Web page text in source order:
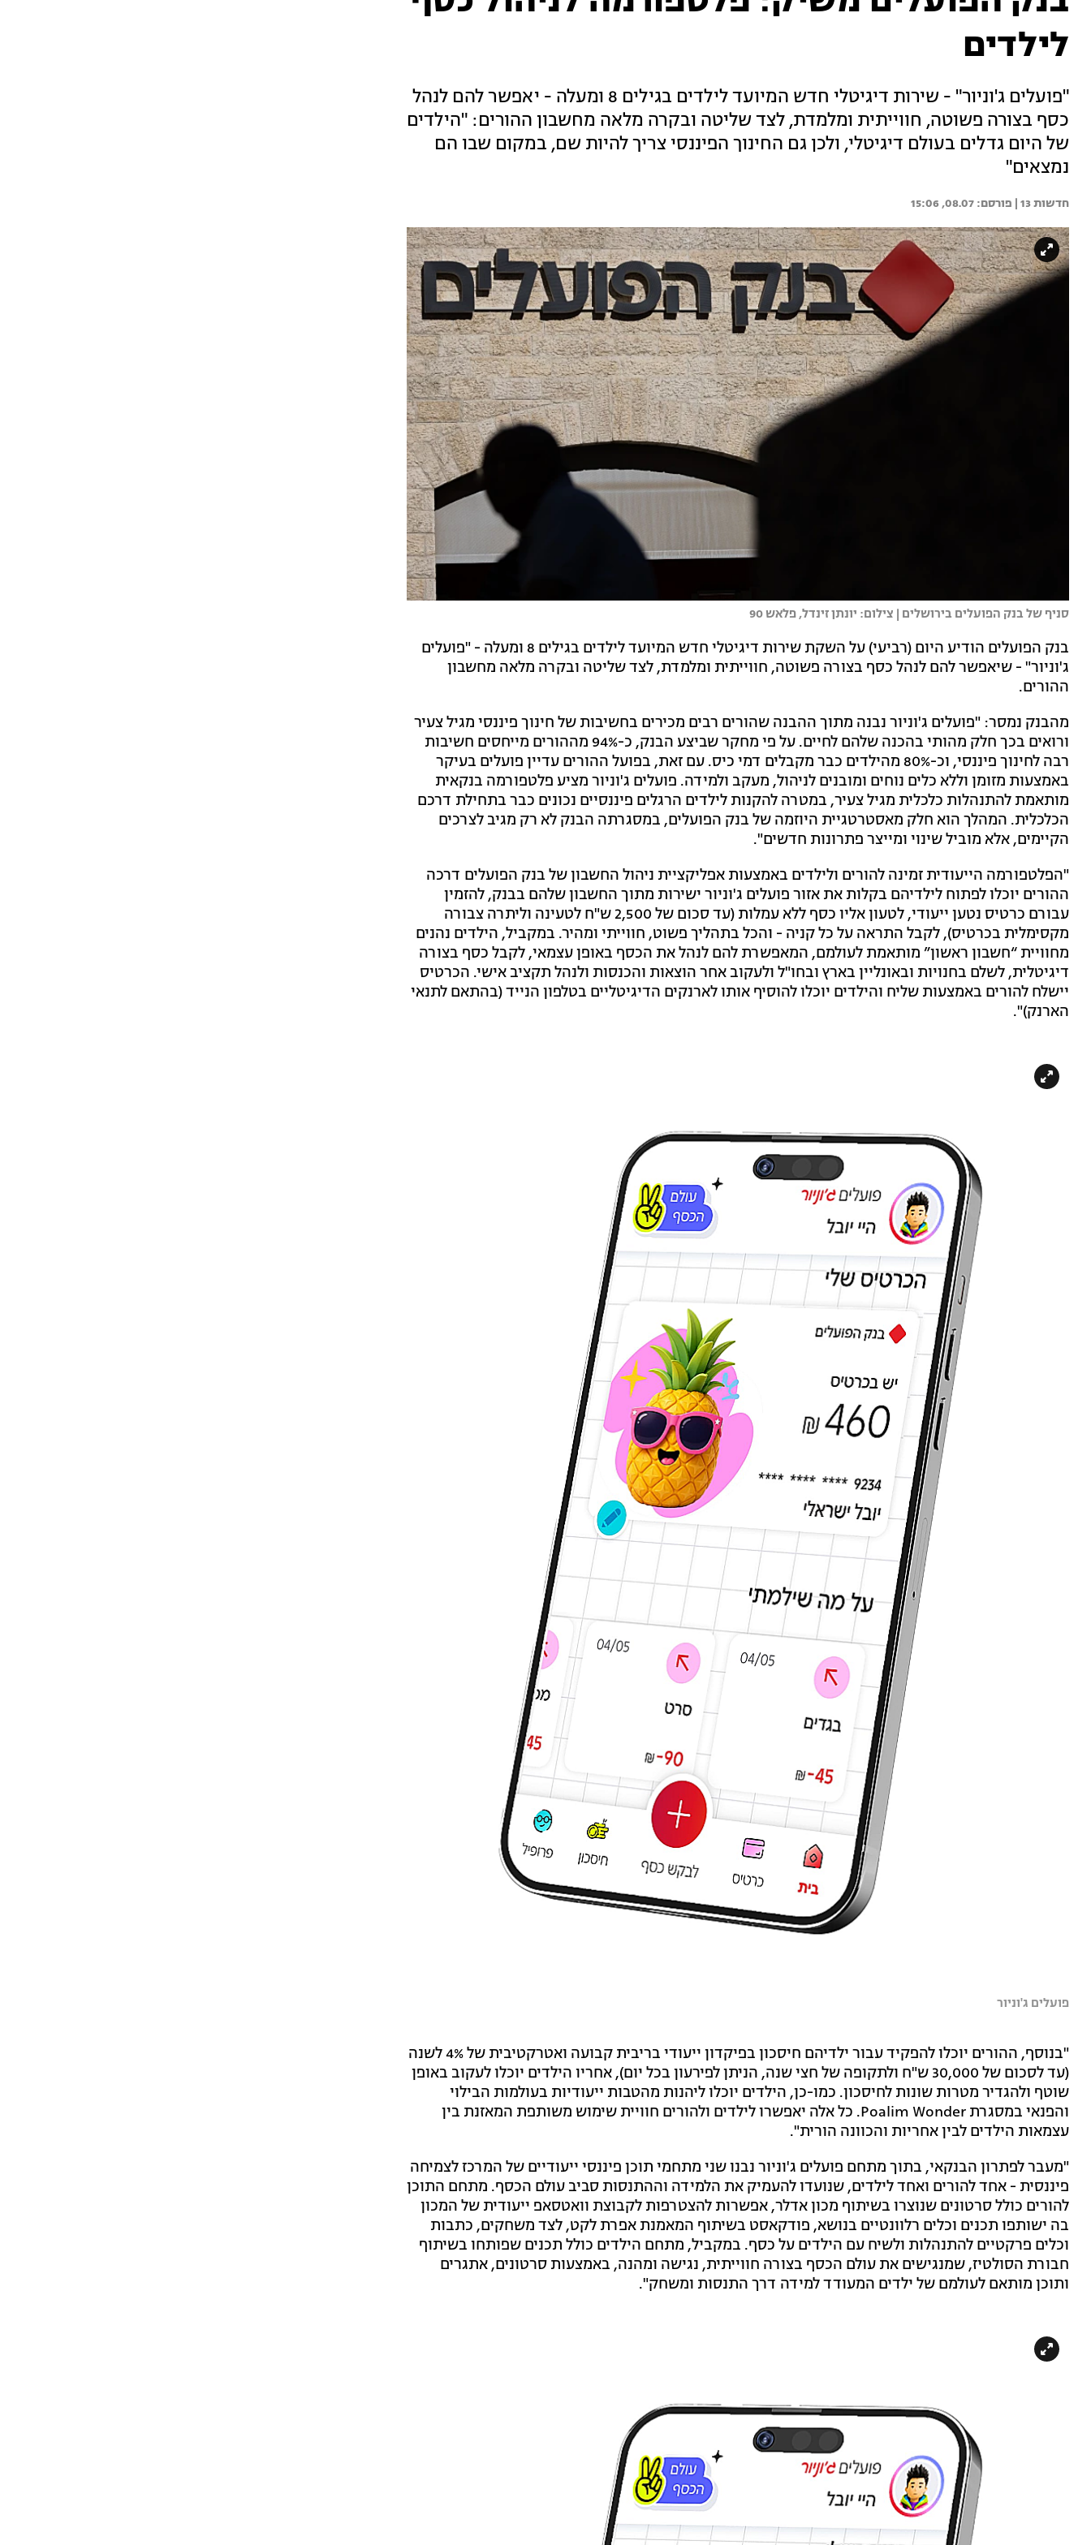
לילדים
"פועלים ג'וניור" - שירות דיגיטלי חדש המיועד לילדים בגילים 8 ומעלה - יאפשר להם לנהל
כסף בצורה פשוטה, חווייתית ומלמדת, לצד שליטה ובקרה מלאה מחשבון ההורים: "הילדים
של היום גדלים בעולם דיגיטלי, ולכן גם החינוך הפיננסי צריך להיות שם, במקום שבו הם
נמצאים"
חדשות 13 | 08.07, 15:06
סניף של בנק הפועלים בירושלים | צילום: יונתן זינדל, פלאש 90
בנק הפועלים הודיע היום (רביעי) על השקת שירות דיגיטלי חדש המיועד לילדים בגילים 8 ומעלה - "פועלים
ג'וניור" - שיאפשר להם לנהל כסף בצורה פשוטה, חווייתית ומלמדת, לצד שליטה ובקרה מלאה מחשבון
ההורים.
מהבנק נמסר: "פועלים ג'וניור נבנה מתוך ההבנה שהורים רבים מכירים בחשיבות של חינוך פיננסי מגיל צעיר
ורואים בכך חלק מהותי בהכנה שלהם לחיים. על פי מחקר שביצע הבנק, כ-94% מההורים מייחסים חשיבות
רבה לחינוך פיננסי, וכ-80% מהילדים כבר מקבלים דמי כיס. עם זאת, בפועל ההורים עדיין פועלים בעיקר
באמצעות מזומן וללא כלים נוחים ומובנים לניהול, מעקב ולמידה. פועלים ג'וניור מציע פלטפורמה בנקאית
מותאמת להתנהלות כלכלית מגיל צעיר, במטרה להקנות לילדים הרגלים פיננסיים נכונים כבר בתחילת דרכם
הכלכלית. המהלך הוא חלק מאסטרטגיית היוזמה של בנק הפועלים, במסגרתה הבנק לא רק מגיב לצרכים
הקיימים, אלא מוביל שינוי ומייצר פתרונות חדשים".
"הפלטפורמה הייעודית זמינה להורים ולילדים באמצעות אפליקציית ניהול החשבון של בנק הפועלים דרכה
ההורים יוכלו לפתוח לילדיהם בקלות את אזור פועלים ג'וניור ישירות מתוך החשבון שלהם בבנק, להזמין
עבורם כרטיס נטען ייעודי, לטעון אליו כסף ללא עמלות (עד סכום של 2,500 ש"ח לטעינה וליתרה צבורה
מקסימלית בכרטיס), לקבל התראה על כל קניה - והכל בתהליך פשוט, חווייתי ומהיר. במקביל, הילדים נהנים
מחוויית “חשבון ראשון” מותאמת לעולמם, המאפשרת להם לנהל את הכסף באופן עצמאי, לקבל כסף בצורה
דיגיטלית, לשלם בחנויות ובאונליין בארץ ובחו"ל ולעקוב אחר הוצאות והכנסות ולנהל תקציב אישי. הכרטיס
יישלח להורים באמצעות שליח והילדים יוכלו להוסיף אותו לארנקים הדיגיטליים בטלפון הנייד (בהתאם לתנאי
הארנק)".
פועלים ג'וניור
"בנוסף, ההורים יוכלו להפקיד עבור ילדיהם חיסכון בפיקדון ייעודי בריבית קבועה ואטרקטיבית של 4% לשנה
(עד לסכום של 30,000 ש"ח ולתקופה של חצי שנה, הניתן לפירעון בכל יום), אחריו הילדים יוכלו לעקוב באופן
שוטף ולהגדיר מטרות שונות לחיסכון. כמו-כן, הילדים יוכלו ליהנות מהטבות ייעודיות בעולמות הבילוי
והפנאי במסגרת Poalim Wonder. כל אלה יאפשרו לילדים ולהורים חוויית שימוש משותפת המאזנת בין
עצמאות הילדים לבין אחריות והכוונה הורית".
"מעבר לפתרון הבנקאי, בתוך מתחם פועלים ג'וניור נבנו שני מתחמי תוכן פיננסי ייעודיים של המרכז לצמיחה
פיננסית - אחד להורים ואחד לילדים, שנועדו להעמיק את הלמידה וההתנסות סביב עולם הכסף. מתחם התוכן
להורים כולל סרטונים שנוצרו בשיתוף מכון אדלר, אפשרות להצטרפות לקבוצת וואטסאפ ייעודית של המכון
בה ישותפו תכנים וכלים רלוונטיים בנושא, פודקאסט בשיתוף המאמנת אפרת לקט, לצד משחקים, כתבות
וכלים פרקטיים להתנהלות ולשיח עם הילדים על כסף. במקביל, מתחם הילדים כולל תכנים שפותחו בשיתוף
חבורת הסולטיז, שמנגישים את עולם הכסף בצורה חווייתית, נגישה ומהנה, באמצעות סרטונים, אתגרים
ותוכן מותאם לעולמם של ילדים המעודד למידה דרך התנסות ומשחק".